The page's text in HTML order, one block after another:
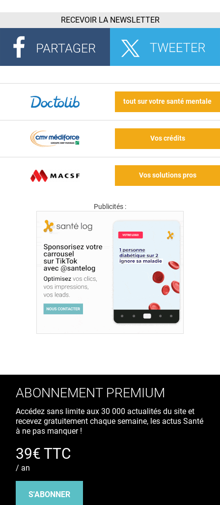
RECEVOIR LA NEWSLETTER
tout sur votre santé mentale
Vos crédits
Vos solutions pros
Publicités :
ABONNEMENT PREMIUM
Accédez sans limite aux 30 000 actualités du site et
recevez gratuitement chaque semaine, les actus Santé
à ne pas manquer !
39€ TTC
/ an
S'ABONNER